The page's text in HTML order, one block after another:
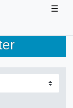
☰